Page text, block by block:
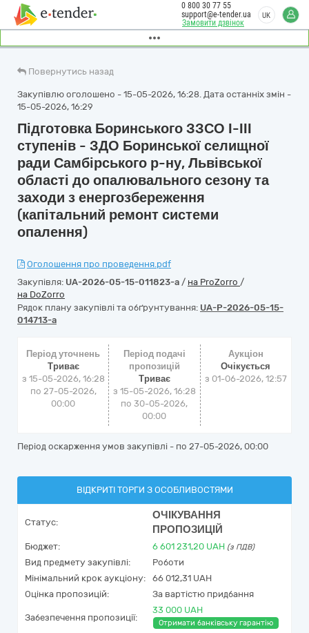
Замовити дзвінок
0 800 30 77 55
support@e-tender.ua
UK
Повернутись назад
Закупівлю оголошено - 15-05-2026, 16:28. Дата останніх змін -
15-05-2026, 16:29
Підготовка Боринського ЗЗСО І-ІІІ
ступенів - ЗДО Боринської селищної
ради Самбірського р-ну, Львівської
області до опалювального сезону та
заходи з енергозбереження
(капітальний ремонт системи
опалення)
Оголошення про проведення.pdf
Закупівля: UA-2026-05-15-011823-a / на ProZorro /
на DoZorro
Рядок плану закупівлі та обґрунтування: UA-P-2026-05-15-
014713-a
Період уточнень
Триває
з 15-05-2026, 16:28
по 27-05-2026,
00:00
Період подачі
пропозицій
Триває
з 15-05-2026, 16:28
по 30-05-2026,
00:00
Аукціон
Очікується
з 01-06-2026, 12:57
Період оскарження умов закупівлі - по 27-05-2026, 00:00
ВІДКРИТІ ТОРГИ З ОСОБЛИВОСТЯМИ
Статус:
ОЧІКУВАННЯ
ПРОПОЗИЦІЙ
Бюджет: 6 601 231,20 UAH (з ПДВ)
Вид предмету закупівлі:
Роботи
Мінімальний крок аукціону:
66 012,31 UAH
Оцінка пропозицій:
За вартістю придбання
Забезпечення пропозиції:
33 000 UAH
Отримати банківську гарантію